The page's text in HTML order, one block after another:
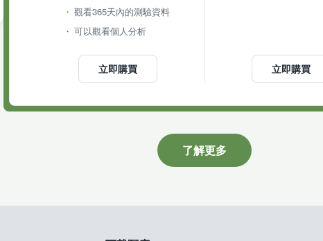
觀看365天內的測驗資料
可以觀看個人分析
立即購買 立即購買
了解更多